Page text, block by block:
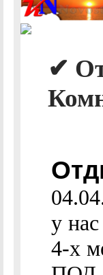
✔
у
4-х